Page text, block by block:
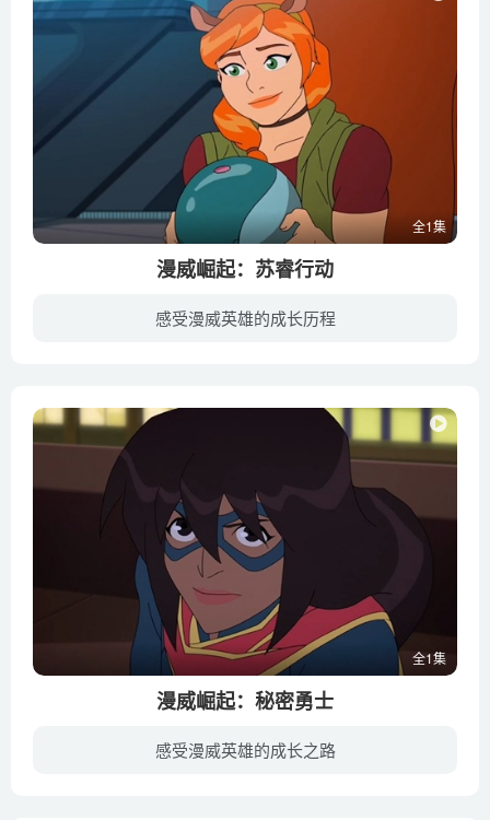
全1集
漫威崛起：苏睿行动
感受漫威英雄的成长历程
全1集
漫威崛起：秘密勇士
感受漫威英雄的成长之路